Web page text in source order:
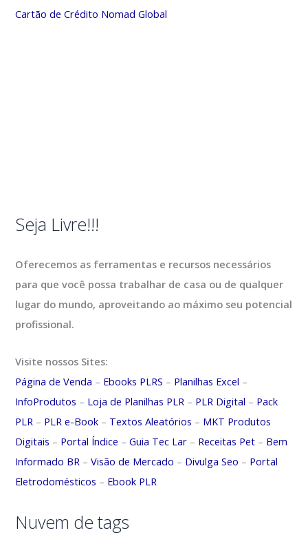
Cartão de Crédito Nomad Global
Seja Livre!!!
Oferecemos as ferramentas e recursos necessários
para que você possa trabalhar de casa ou de qualquer
lugar do mundo, aproveitando ao máximo seu potencial
profissional.
Visite nossos Sites:
Página de Venda – Ebooks PLRS – Planilhas Excel –
InfoProdutos – Loja de Planilhas PLR – PLR Digital – Pack
PLR – PLR e-Book – Textos Aleatórios – MKT Produtos
Digitais – Portal Índice –Guia Tec Lar – Receitas Pet – Bem
Informado BR –Visão de Mercado – Divulga Seo – Portal
Eletrodomésticos – Ebook PLR
Nuvem de tags